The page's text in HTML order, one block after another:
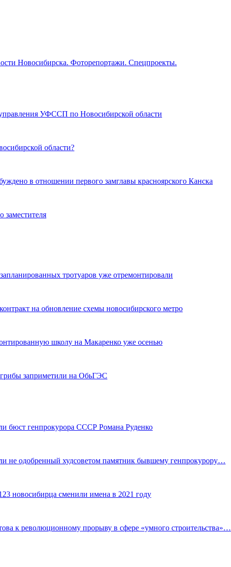
Новосибирска. Фоторепортажи. Спецпроекты.
УФССП по Новосибирской области
области?
в отношении первого замглавы красноярского Канска
заместителя
тротуаров уже отремонтировали
на обновление схемы новосибирского метро
школу на Макаренко уже осенью
заприметили на ОбьГЭС
бюст генпрокурора СССР Романа Руденко
не одобренный худсоветом памятник бывшему генпрокурору…
новосибирца сменили имена в 2021 году
к революционному прорыву в сфере «умного строительства»…